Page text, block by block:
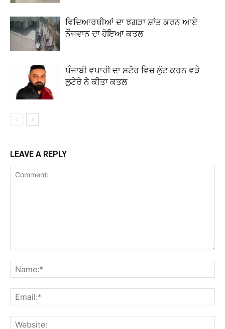
ਵਿਦਿਆਰਥੀਆਂ ਦਾ ਝਗੜਾ ਸ਼ਾਂਤ ਕਰਨ ਆਏ
ਨੌਜਵਾਨ ਦਾ ਹੋਇਆ ਕਤਲ
ਪੰਜਾਬੀ ਵਪਾਰੀ ਦਾ ਸਟੋਰ ਵਿਚ ਲੁੱਟ ਕਰਨ ਵੜੇ
ਲੁਟੇਰੇ ਨੇ ਕੀਤਾ ਕਤਲ
LEAVE A REPLY